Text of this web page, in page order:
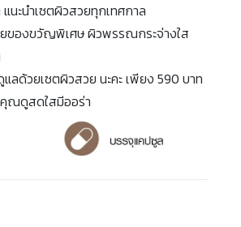
นะนำเซตผิวสวยทุกเทศกาล
องขวัญพิเศษ ผิวพรรณกระจ่างใส
ลด้วยเซตผิวสวย นะคะ เพียง 590 บาท
ณดูสดใสมีออร่า